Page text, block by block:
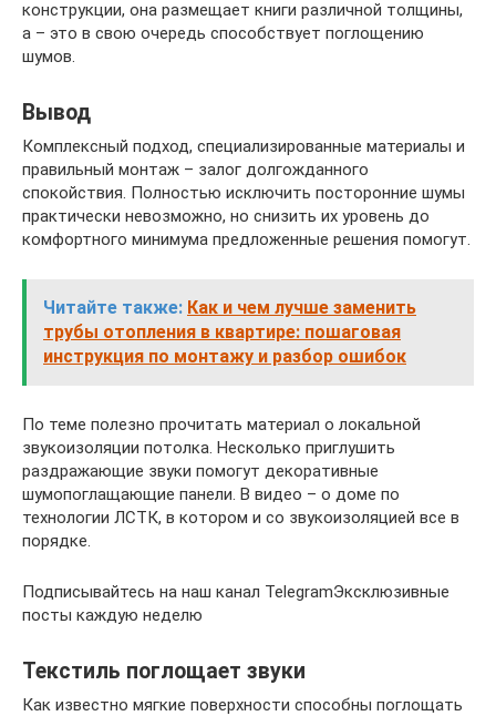
конструкции, она размещает книги различной толщины,
а – это в свою очередь способствует поглощению
шумов.
Вывод
Комплексный подход, специализированные материалы и
правильный монтаж – залог долгожданного
спокойствия. Полностью исключить посторонние шумы
практически невозможно, но снизить их уровень до
комфортного минимума предложенные решения помогут.
Читайте также: Как и чем лучше заменить
трубы отопления в квартире: пошаговая
инструкция по монтажу и разбор ошибок
По теме полезно прочитать материал о локальной
звукоизоляции потолка. Несколько приглушить
раздражающие звуки помогут декоративные
шумопоглащающие панели. В видео – о доме по
технологии ЛСТК, в котором и со звукоизоляцией все в
порядке.
Подписывайтесь на наш канал TelegramЭксклюзивные
посты каждую неделю
Текстиль поглощает звуки
Как известно мягкие поверхности способны поглощать